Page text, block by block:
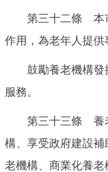
第三十二條 本市
作用，為老年人提供
鼓勵養老機構發
服務。
第三十三條 養老
構、享受政府建設
老機構、商業化養老